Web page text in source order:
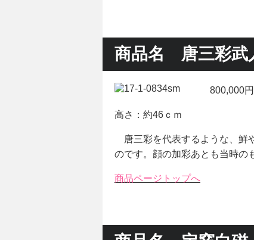
商品名 唐三彩
800,000円
高さ：約46ｃｍ
唐三彩を代表するような、鮮
のです。顔の加彩あとも当時の
商品ページトップへ